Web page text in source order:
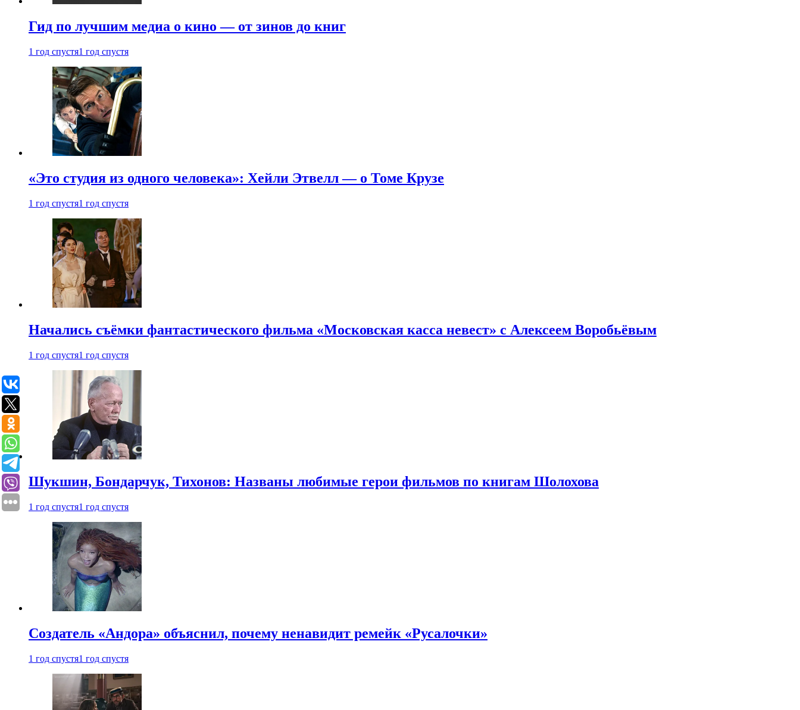
Гид по лучшим медиа о кино — от зинов до книг
1 год спустя1 год спустя
«Это студия из одного человека»: Хейли Этвелл — о Томе Крузе
1 год спустя1 год спустя
Начались съёмки фантастического фильма «Московская касса невест» с Алексеем Воробьёвым
1 год спустя1 год спустя
Шукшин, Бондарчук, Тихонов: Названы любимые герои фильмов по книгам Шолохова
1 год спустя1 год спустя
Создатель «Андора» объяснил, почему ненавидит ремейк «Русалочки»
1 год спустя1 год спустя